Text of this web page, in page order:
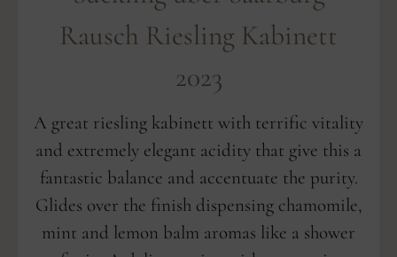
Rausch Riesling Kabinett
2023
A great riesling kabinett with terrific vitality
and extremely elegant acidity that give this a
fantastic balance and accentuate the purity.
Glides over the finish dispensing chamomile,
mint and lemon balm aromas like a shower